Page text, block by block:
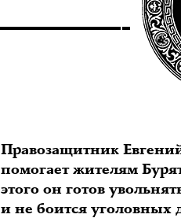
Правозащитник
помогает жителям
этого он готов
и не боится уголовных